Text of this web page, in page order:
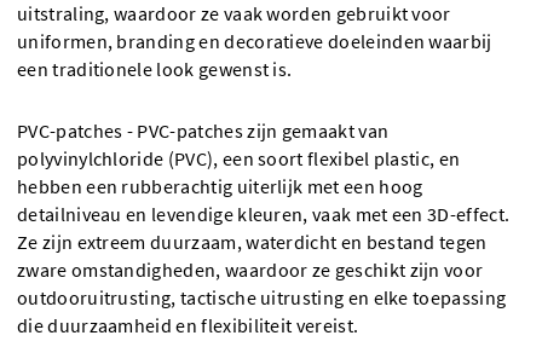
uitstraling, waardoor ze vaak worden gebruikt voor
uniformen, branding en decoratieve doeleinden waarbij
een traditionele look gewenst is.
PVC-patches - PVC-patches zijn gemaakt van
polyvinylchloride (PVC), een soort flexibel plastic, en
hebben een rubberachtig uiterlijk met een hoog
detailniveau en levendige kleuren, vaak met een 3D-effect.
Ze zijn extreem duurzaam, waterdicht en bestand tegen
zware omstandigheden, waardoor ze geschikt zijn voor
outdooruitrusting, tactische uitrusting en elke toepassing
die duurzaamheid en flexibiliteit vereist.